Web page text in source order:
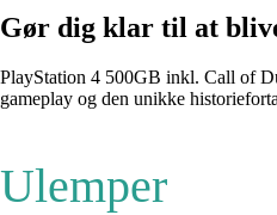
Gør dig klar til at
PlayStation 4 500GB inkl. Call of
gameplay og den unikke
Ulemper